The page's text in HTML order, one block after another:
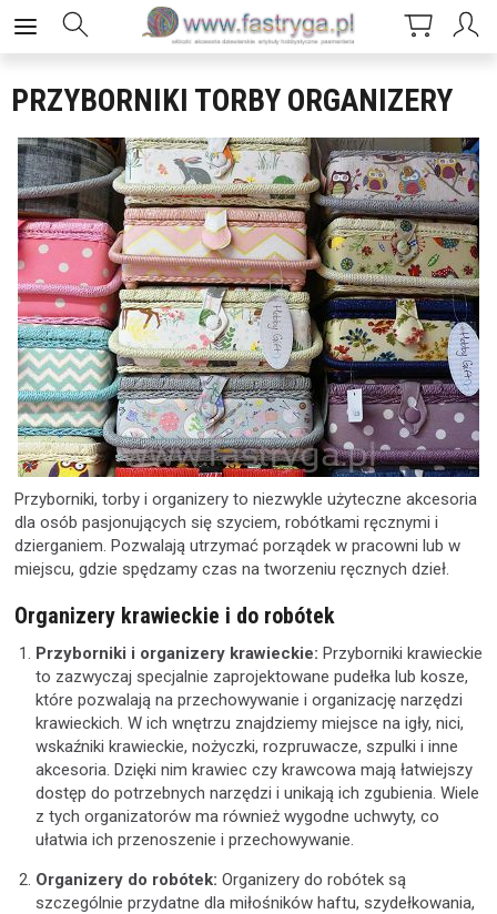
PRZYBORNIKI TORBY ORGANIZERY
Przyborniki, torby i organizery to niezwykle użyteczne akcesoria
dla osób pasjonujących się szyciem, robótkami ręcznymi i
dzierganiem. Pozwalają utrzymać porządek w pracowni lub w
miejscu, gdzie spędzamy czas na tworzeniu ręcznych dzieł.
Organizery krawieckie i do robótek
Przyborniki i organizery krawieckie: Przyborniki krawieckie
to zazwyczaj specjalnie zaprojektowane pudełka lub kosze,
które pozwalają na przechowywanie i organizację narzędzi
krawieckich. W ich wnętrzu znajdziemy miejsce na igły, nici,
wskaźniki krawieckie, nożyczki, rozpruwacze, szpulki i inne
akcesoria. Dzięki nim krawiec czy krawcowa mają łatwiejszy
dostęp do potrzebnych narzędzi i unikają ich zgubienia. Wiele
z tych organizatorów ma również wygodne uchwyty, co
ułatwia ich przenoszenie i przechowywanie.
Organizery do robótek: Organizery do robótek są
szczególnie przydatne dla miłośników haftu, szydełkowania,